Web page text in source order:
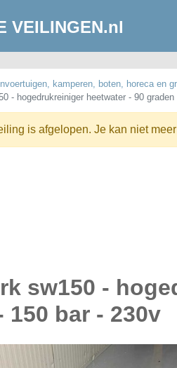
VEILINGEN.nl
kamperen, boten, horeca en
- hogedrukreiniger heetwater - 90
is afgelopen. Je kan niet
sw150 -
150 bar - 230v